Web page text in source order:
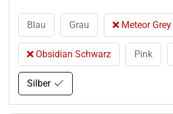
Blau Grau Meteor Grey
Obsidian Schwarz Pink
Silber